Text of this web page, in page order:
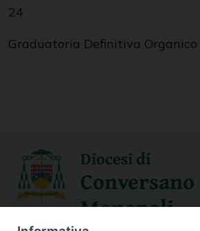
24
Graduatoria Definitiva
Diocesi di
Conversano
Monopoli